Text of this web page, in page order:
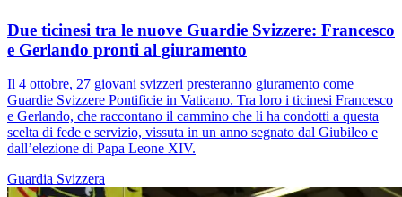
Due ticinesi tra le nuove Guardie Svizzere: Francesco
e Gerlando pronti al giuramento
Il 4 ottobre, 27 giovani svizzeri presteranno giuramento come
Guardie Svizzere Pontificie in Vaticano. Tra loro i ticinesi Francesco
e Gerlando, che raccontano il cammino che li ha condotti a questa
scelta di fede e servizio, vissuta in un anno segnato dal Giubileo e
dall’elezione di Papa Leone XIV.
Guardia Svizzera